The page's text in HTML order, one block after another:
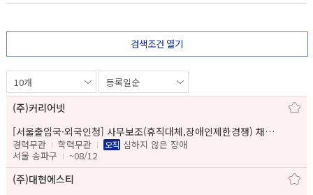
검색조건 열기
(주)커리어넷
[서울출입국·외국인청] 사무보조(휴직대체,장애인제한경쟁) 채용공고
경력무관 학력무관 오직 심하지 않은 장애
서울 송파구
~08/12
(주)대현에스티